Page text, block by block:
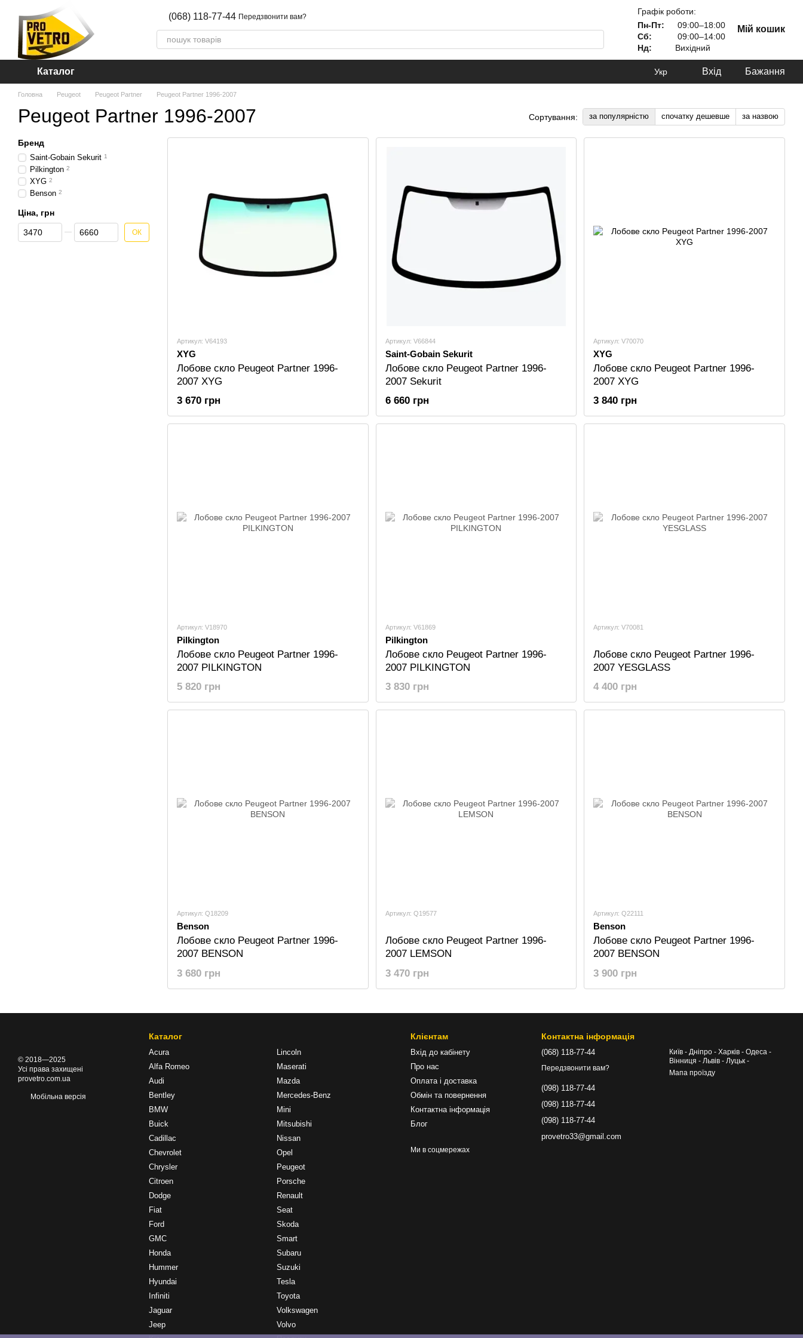
Перейти до основного контенту
(068) 118-77-44 Передзвонити вам?
Графік роботи:
Пн-Пт:
09:00–18:00
Сб:
09:00–14:00
Нд:
Вихідний
Мій кошик
Каталог Укр Вхід Бажання
Головна Peugeot Peugeot Partner Peugeot Partner 1996-2007
Peugeot Partner 1996-2007 Сортування: за популярністю спочатку дешевше за назвою
Артикул: V64193
XYG
Лобове скло Peugeot Partner 1996-
2007 XYG
3 670 грн
Артикул: V66844
Saint-Gobain Sekurit
Лобове скло Peugeot Partner 1996-
2007 Sekurit
6 660 грн
Артикул: V70070
XYG
Лобове скло Peugeot Partner 1996-
2007 XYG
3 840 грн
Артикул: V18970
Pilkington
Лобове скло Peugeot Partner 1996-
2007 PILKINGTON
5 820 грн
Артикул: V61869
Pilkington
Лобове скло Peugeot Partner 1996-
2007 PILKINGTON
3 830 грн
Артикул: V70081
Лобове скло Peugeot Partner 1996-
2007 YESGLASS
4 400 грн
Артикул: Q18209
Benson
Лобове скло Peugeot Partner 1996-
2007 BENSON
3 680 грн
Артикул: Q19577
Лобове скло Peugeot Partner 1996-
2007 LEMSON
3 470 грн
Артикул: Q22111
Benson
Лобове скло Peugeot Partner 1996-
2007 BENSON
3 900 грн
Бренд
Saint-Gobain Sekurit 1
Pilkington 2
XYG 2
Benson 2
Ціна, грн
Від Ціна, грн
До Ціна, грн ОК
© 2018—2025
Усі права захищені
provetro.com.ua
Мобільна версія
Каталог
Acura
Alfa Romeo
Audi
Bentley
BMW
Buick
Cadillac
Chevrolet
Chrysler
Citroen
Dodge
Fiat
Ford
GMC
Honda
Hummer
Hyundai
Infiniti
Jaguar
Jeep
Lincoln
Maserati
Mazda
Mercedes-Benz
Mini
Mitsubishi
Nissan
Opel
Peugeot
Porsche
Renault
Seat
Skoda
Smart
Subaru
Suzuki
Tesla
Toyota
Volkswagen
Volvo
Клієнтам
Вхід до кабінету
Про нас
Оплата і доставка
Обмін та повернення
Контактна інформація
Блог
Ми в соцмережах
Контактна інформація
(068) 118-77-44
Передзвонити вам?
(098) 118-77-44
(098) 118-77-44
(098) 118-77-44
provetro33@gmail.com
Київ - Дніпро - Харків - Одеса -
Вінниця - Львів - Луцьк -
Мапа проїзду